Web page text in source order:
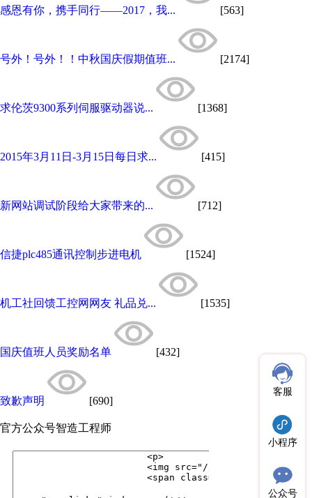
感恩有你，携手同行——2017，我... [563]
号外！号外！！中秋国庆假期值班... [2174]
求伦茨9300系列伺服驱动器说... [1368]
2015年3月11日-3月15日每日求... [415]
新网站调试阶段给大家带来的... [712]
信捷plc485通讯控制步进电机 [1524]
机工社回馈工控网网友 礼品兑... [1535]
国庆值班人员奖励名单 [432]
致歉声明 [690]
官方公众号智造工程师
客服
小程序
公众号